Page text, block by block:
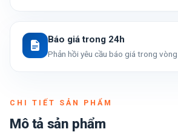
Báo giá trong 24h
Phản hồi yêu cầu báo giá trong
CHI TIẾT SẢN PHẨM
Mô tả sản phẩm